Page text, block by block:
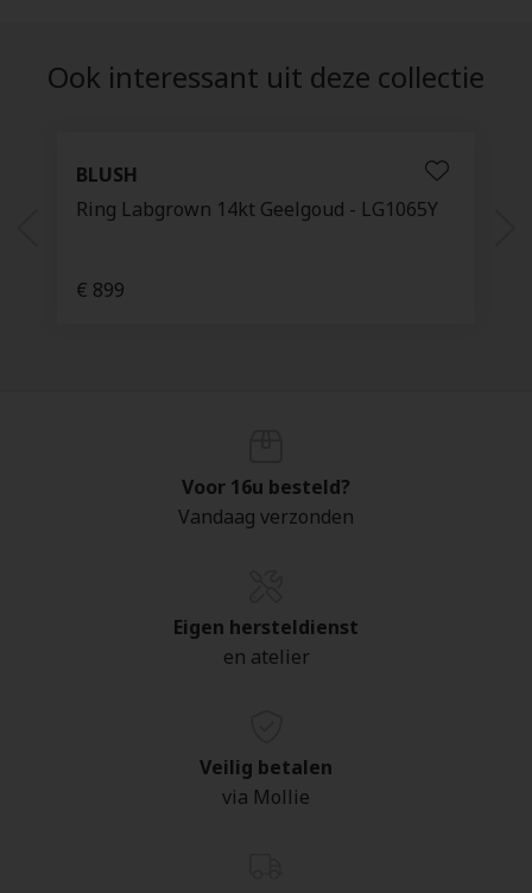
Ook interessant uit deze collectie
BLUSH
Ring Labgrown 14kt Geelgoud - LG1065Y
€ 899
Voor 16u besteld?
Vandaag verzonden
Eigen hersteldienst
en atelier
Veilig betalen
via Mollie